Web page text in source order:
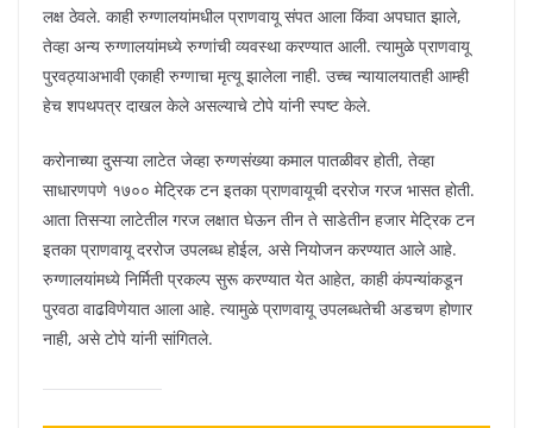
लक्ष ठेवले. काही रुग्णालयांमधील प्राणवायू संपत आला किंवा अपघात झाले,
तेव्हा अन्य रुग्णालयांमध्ये रुग्णांची व्यवस्था करण्यात आली. त्यामुळे प्राणवायू
पुरवठ्याअभावी एकाही रुग्णाचा मृत्यू झालेला नाही. उच्च न्यायालयातही आम्ही
हेच शपथपत्र दाखल केले असल्याचे टोपे यांनी स्पष्ट केले.
करोनाच्या दुसऱ्या लाटेत जेव्हा रुग्णसंख्या कमाल पातळीवर होती, तेव्हा
साधारणपणे १७०० मेट्रिक टन इतका प्राणवायूची दररोज गरज भासत होती.
आता तिसऱ्या लाटेतील गरज लक्षात घेऊन तीन ते साडेतीन हजार मेट्रिक टन
इतका प्राणवायू दररोज उपलब्ध होईल, असे नियोजन करण्यात आले आहे.
रुग्णालयांमध्ये निर्मिती प्रकल्प सुरू करण्यात येत आहेत, काही कंपन्यांकडून
पुरवठा वाढविणेयात आला आहे. त्यामुळे प्राणवायू उपलब्धतेची अडचण होणार
नाही, असे टोपे यांनी सांगितले.